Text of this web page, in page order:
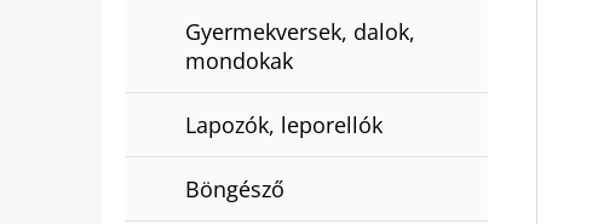
Gyermekversek, dalok,
mondokak
Lapozók, leporellók
Böngésző